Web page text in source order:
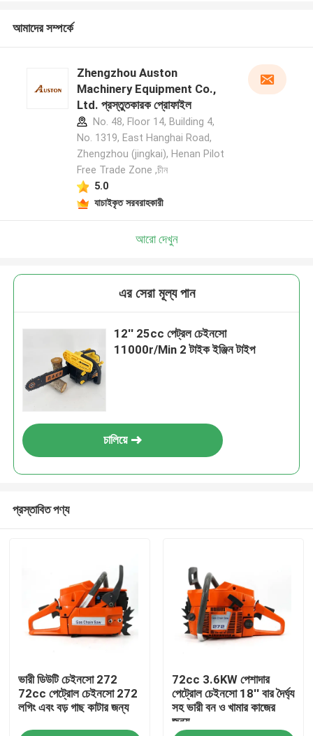
আমাদের সম্পর্কে
Zhengzhou Auston
Machinery Equipment Co.,
Ltd. প্রস্তুতকারক প্রোফাইল
No. 48, Floor 14, Building 4,
No. 1319, East Hanghai Road,
Zhengzhou (jingkai), Henan Pilot
Free Trade Zone ,চীন
5.0
যাচাইকৃত সরবরাহকারী
আরো দেখুন
এর সেরা মূল্য পান
12'' 25cc পেট্রল চেইনসো
11000r/Min 2 টাইক ইঞ্জিন টাইপ
চালিয়ে
প্রস্তাবিত পণ্য
ভারী ডিউটি চেইনসো 272
72cc পেট্রোল চেইনসো 272
লগিং এবং বড় গাছ কাটার জন্য
72cc 3.6KW পেশাদার
পেট্রোল চেইনসো 18'' বার দৈর্ঘ্য
সহ ভারী বন ও খামার কাজের
জন্য